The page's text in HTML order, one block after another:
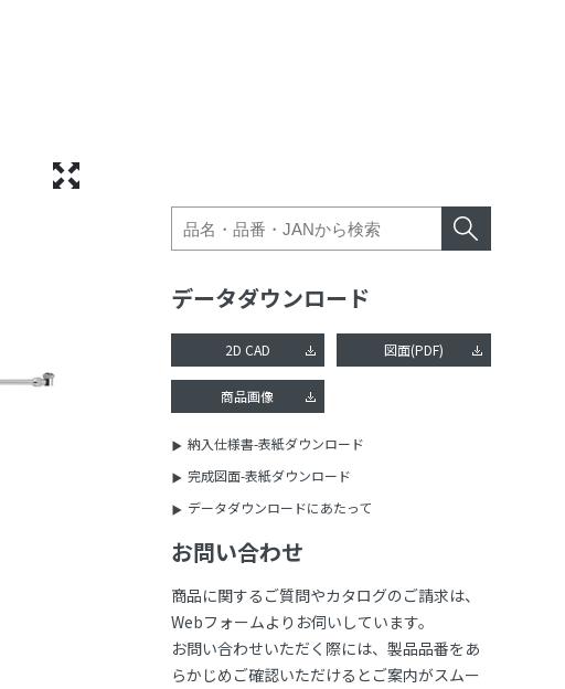
データダウンロード
2D CAD 図面(PDF)
商品画像
納入仕様書-表紙ダウンロード
完成図面-表紙ダウンロード
データダウンロードにあたって
お問い合わせ
商品に関するご質問やカタログのご請求は、
Webフォームよりお伺いしています。
お問い合わせいただく際には、製品品番をあ
らかじめご確認いただけるとご案内がスムー